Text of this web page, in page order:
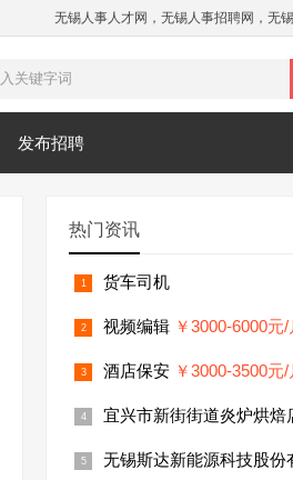
无锡人事人才网，无锡人事招聘网，无
发布招聘
热门资讯
货车司机
视频编辑 ￥3000-6000元/
酒店保安 ￥3000-3500元/
宜兴市新街街道炎炉烘焙
无锡斯达新能源科技股份